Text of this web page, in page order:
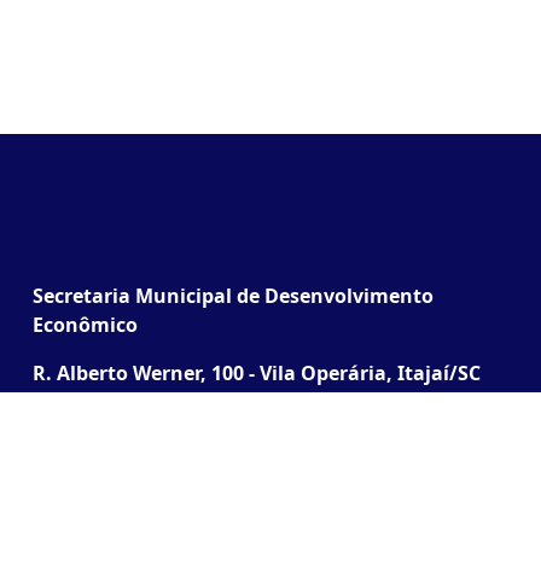
Secretaria Municipal de Desenvolvimento
Econômico
R. Alberto Werner, 100 - Vila Operária, Itajaí/SC